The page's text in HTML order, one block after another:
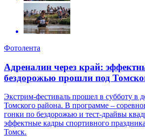
Фотолента
Адреналин через край:
бездорожью прошли под
Экстрим-фестиваль прошел в субботу в
Томского района. В программе –
гонки по бездорожью и тест-драйвы
эффектные кадры спортивного
Томск.